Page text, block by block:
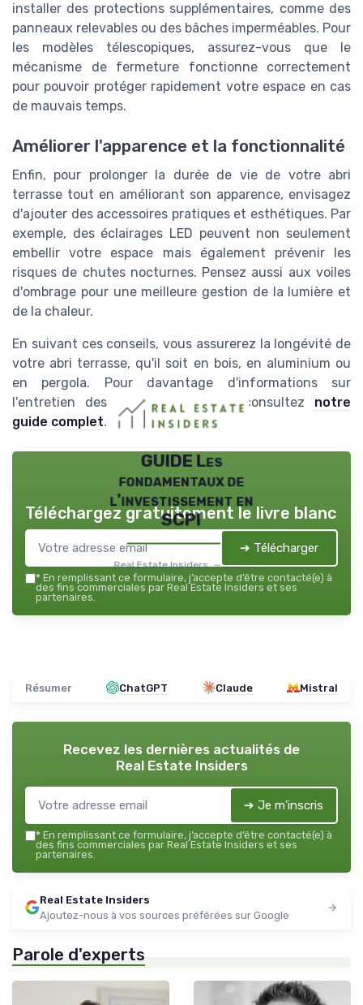
installer des protections supplémentaires, comme des
panneaux relevables ou des bâches imperméables. Pour
les modèles télescopiques, assurez-vous que le
mécanisme de fermeture fonctionne correctement
pour pouvoir protéger rapidement votre espace en cas
de mauvais temps.
Améliorer l'apparence et la fonctionnalité
Enfin, pour prolonger la durée de vie de votre abri
terrasse tout en améliorant son apparence, envisagez
d'ajouter des accessoires pratiques et esthétiques. Par
exemple, des éclairages LED peuvent non seulement
embellir votre espace mais également prévenir les
risques de chutes nocturnes. Pensez aussi aux voiles
d'ombrage pour une meilleure gestion de la lumière et
de la chaleur.
En suivant ces conseils, vous assurerez la longévité de
votre abri terrasse, qu'il soit en bois, en aluminium ou
en pergola. Pour davantage d'informations sur
l'entretien des terrasses en bois, consultez notre
guide complet.
GUIDE Les
fondamentaux de
l'investissement en
SCPI
Real Estate Insiders — 2026
Téléchargez gratuitement le livre blanc
➔ Télécharger
* En remplissant ce formulaire, j’accepte d’être contacté(e) à
des fins commerciales par Real Estate Insiders et ses
partenaires.
Résumer ChatGPT Claude Mistral
Recevez les dernières actualités de
Real Estate Insiders
➔ Je m'inscris
* En remplissant ce formulaire, j’accepte d’être contacté(e) à
des fins commerciales par Real Estate Insiders et ses
partenaires.
Real Estate Insiders
Ajoutez-nous à vos sources préférées sur Google
Parole d'experts